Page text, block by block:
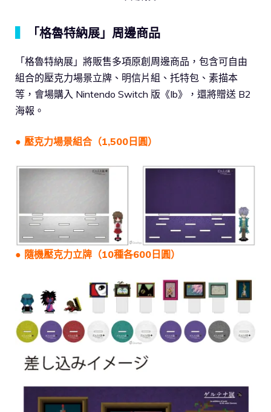
「格魯特納展」周邊商品
「格魯特納展」將販售多項原創周邊商品，包含可自由
組合的壓克力場景立牌、明信片組、托特包、素描本
等，會場購入 Nintendo Switch 版《Ib》，還將贈送 B2
海報。
● 壓克力場景組合（1,500日圓）
● 隨機壓克力立牌（10種各600日圓）